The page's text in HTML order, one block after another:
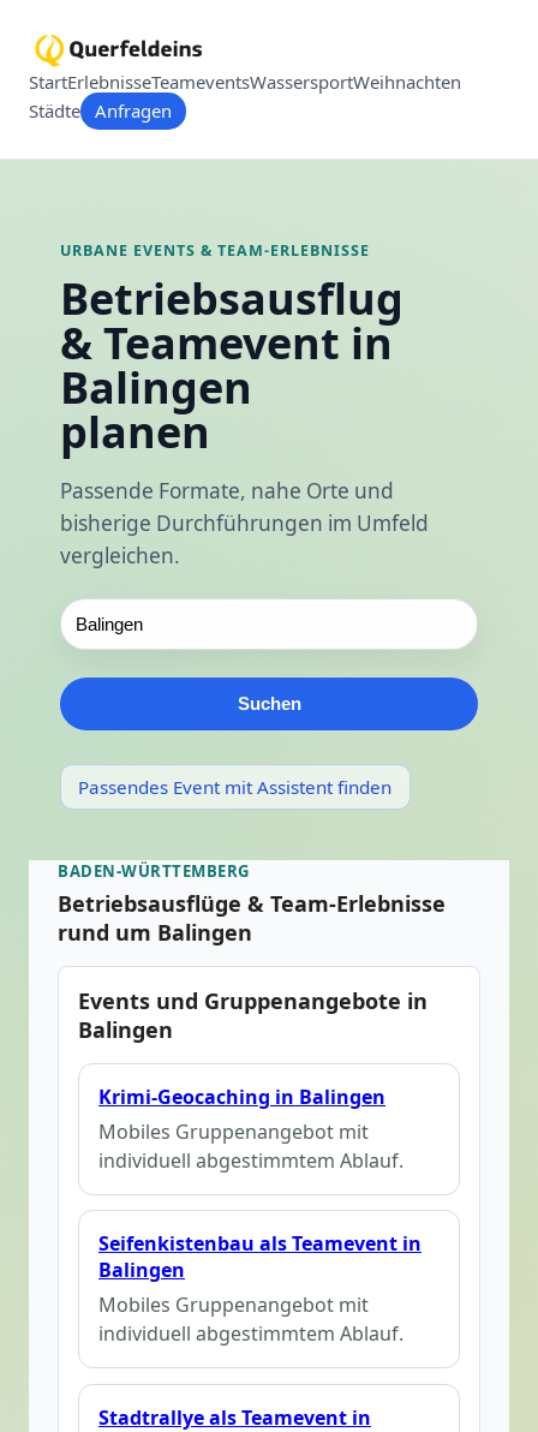
StartErlebnisseTeameventsWassersportWeihnachten
Städte Anfragen
URBANE EVENTS & TEAM-ERLEBNISSE
Betriebsausflug
& Teamevent in
Balingen
planen
Passende Formate, nahe Orte und
bisherige Durchführungen im Umfeld
vergleichen.
Suchen
Passendes Event mit Assistent finden
BADEN-WÜRTTEMBERG
Betriebsausflüge & Team-Erlebnisse
rund um Balingen
Events und Gruppenangebote in
Balingen
Krimi-Geocaching in Balingen
Mobiles Gruppenangebot mit
individuell abgestimmtem Ablauf.
Seifenkistenbau als Teamevent in
Balingen
Mobiles Gruppenangebot mit
individuell abgestimmtem Ablauf.
Stadtrallye als Teamevent in